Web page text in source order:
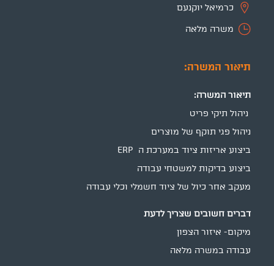
כרמיאל יוקנעם
משרה מלאה
תיאור המשרה:
תיאור המשרה:
ניהול תיקי פריט
ניהול פגי תוקף של מוצרים
ביצוע אריזות ציוד במערכת ה ERP
ביצוע בדיקות למשטחי עבודה
מעקב אחר כיול של ציוד חשמלי וכלי עבודה
דברים חשובים שצריך לדעת
מיקום- איזור הצפון
עבודה במשרה מלאה